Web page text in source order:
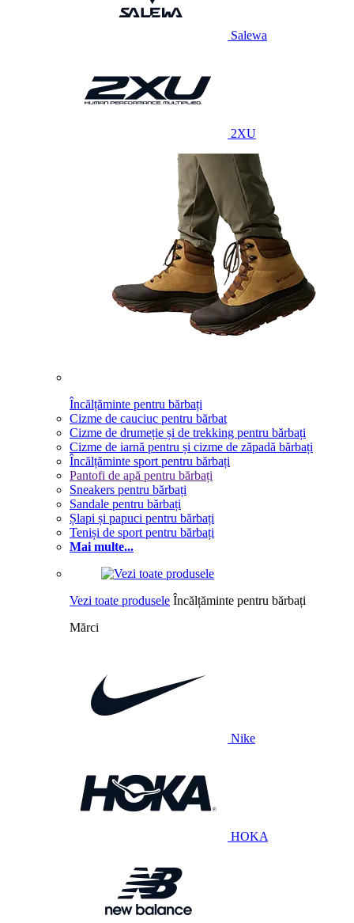
Salewa
2XU
Încălțăminte pentru bărbați
Cizme de cauciuc pentru bărbat
Cizme de drumeție și de trekking pentru bărbați
Cizme de iarnă pentru și cizme de zăpadă bărbați
Încălțăminte sport pentru bărbați
Pantofi de apă pentru bărbați
Sneakers pentru bărbați
Sandale pentru bărbați
Șlapi și papuci pentru bărbați
Teniși de sport pentru bărbați
Mai multe...
Vezi toate produsele Încălțăminte pentru bărbați
Mărci
Nike
HOKA